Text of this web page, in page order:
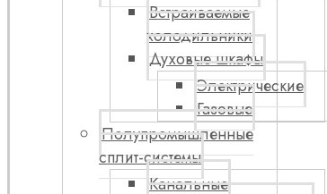
Встраиваемые
холодильники
Духовые шкафы
Электрические
Газовые
Полупромышленные
сплит-системы
Канальные